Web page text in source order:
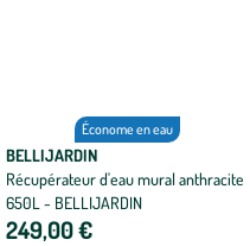
Économe en eau
BELLIJARDIN
Récupérateur d'eau mural anthracite
650L - BELLIJARDIN
249,00 €